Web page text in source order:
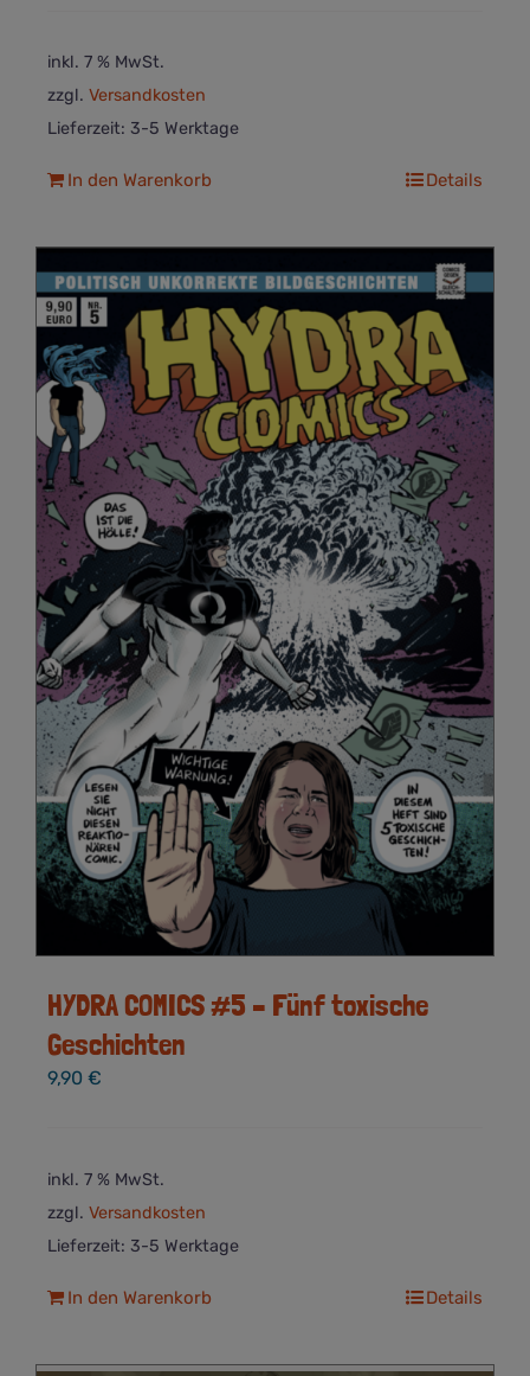
inkl. 7 % MwSt.
zzgl. Versandkosten
Lieferzeit: 3-5 Werktage
In den Warenkorb Details
HYDRA COMICS #5 – Fünf toxische
Geschichten
9,90 €
inkl. 7 % MwSt.
zzgl. Versandkosten
Lieferzeit: 3-5 Werktage
In den Warenkorb Details